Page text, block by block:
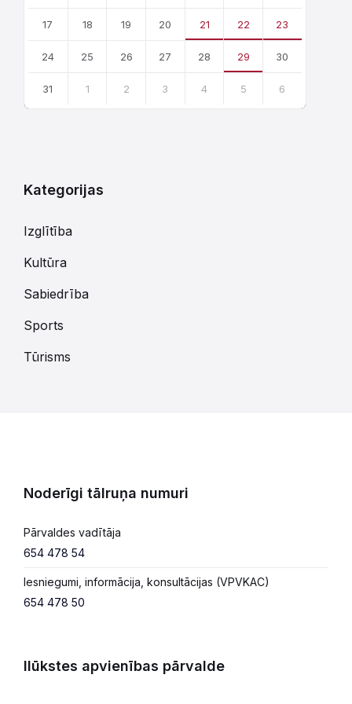
17 18 19 20 21 22 23
24 25 26 27 28 29 30
31 1 2 3 4 5 6
Kategorijas
Izglītība
Kultūra
Sabiedrība
Sports
Tūrisms
Noderīgi tālruņa numuri
Pārvaldes vadītāja
654 478 54
Iesniegumi, informācija, konsultācijas (VPVKAC)
654 478 50
Ilūkstes apvienības pārvalde